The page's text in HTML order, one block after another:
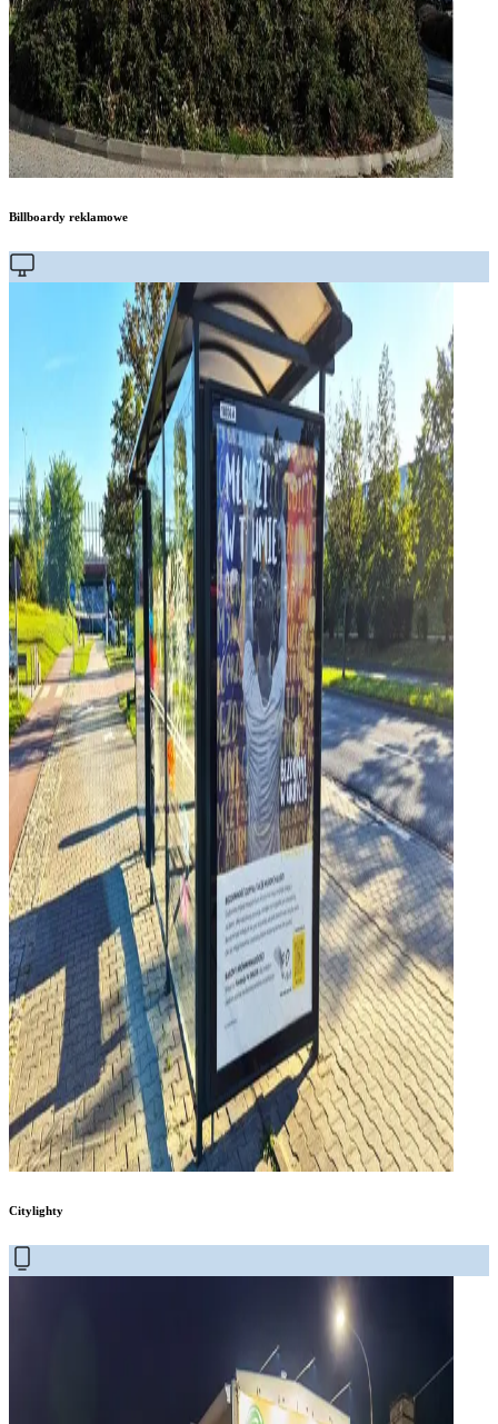
Billboardy reklamowe
Citylighty